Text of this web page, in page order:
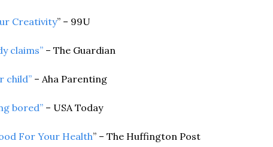
Creativity” – 99U
claims” – The Guardian
child” – Aha Parenting
bored” – USA Today
For Your Health” – The Huffington Post